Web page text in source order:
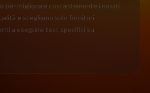
per migliorare costantemente i nostri
e scegliamo solo fornitori
a eseguire test specifici su